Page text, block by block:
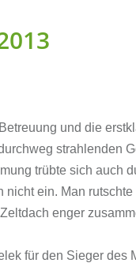
und die
strahlenden
trübte sich auch
nicht ein. Man
enger
für den Sieger des